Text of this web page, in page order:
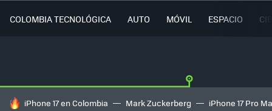
COLOMBIA TECNOLÓGICA AUTO MÓVIL ESPACIO
HOY SE HABLA DE
iPhone 17 en Colombia Mark Zuckerberg iPhone 17 Pro